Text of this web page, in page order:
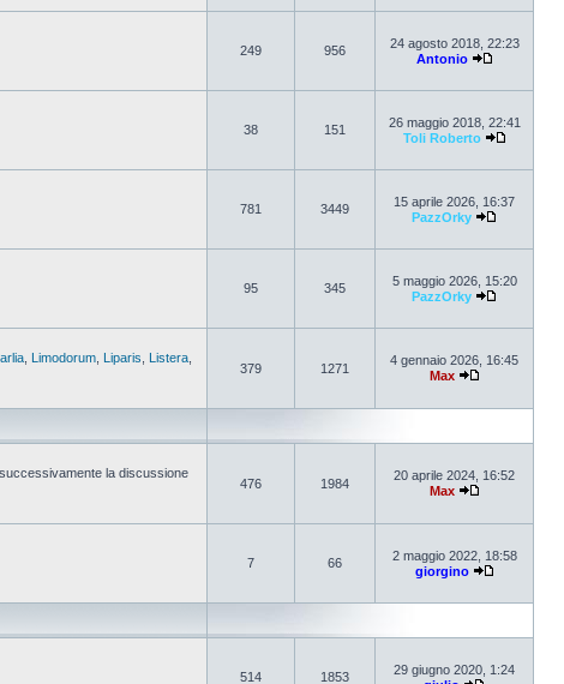
249 956
24 agosto 2018, 22:23
Antonio
38 151
26 maggio 2018, 22:41
Toli Roberto
781 3449
15 aprile 2026, 16:37
PazzOrky
95 345
5 maggio 2026, 15:20
PazzOrky
Limodorum Liparis Listera
379 1271
4 gennaio 2026, 16:45
Max
la discussione
476 1984
20 aprile 2024, 16:52
Max
7 66
2 maggio 2022, 18:58
giorgino
514 1853
29 giugno 2020, 1:24